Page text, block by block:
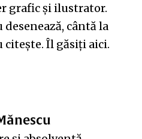
grafic și ilustrator.
desenează, cântă la
citește. Îl găsiți aici.